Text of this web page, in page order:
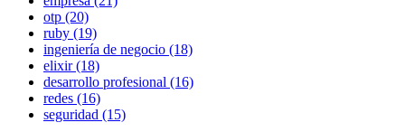
otp (20)
ruby (19)
ingeniería de negocio (18)
elixir (18)
desarrollo profesional (16)
redes (16)
seguridad (15)